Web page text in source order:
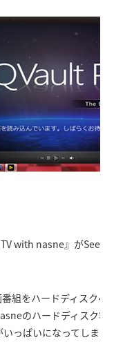
with nasne』が
組をハードディスク
のハードディスク
っぱいになってしま